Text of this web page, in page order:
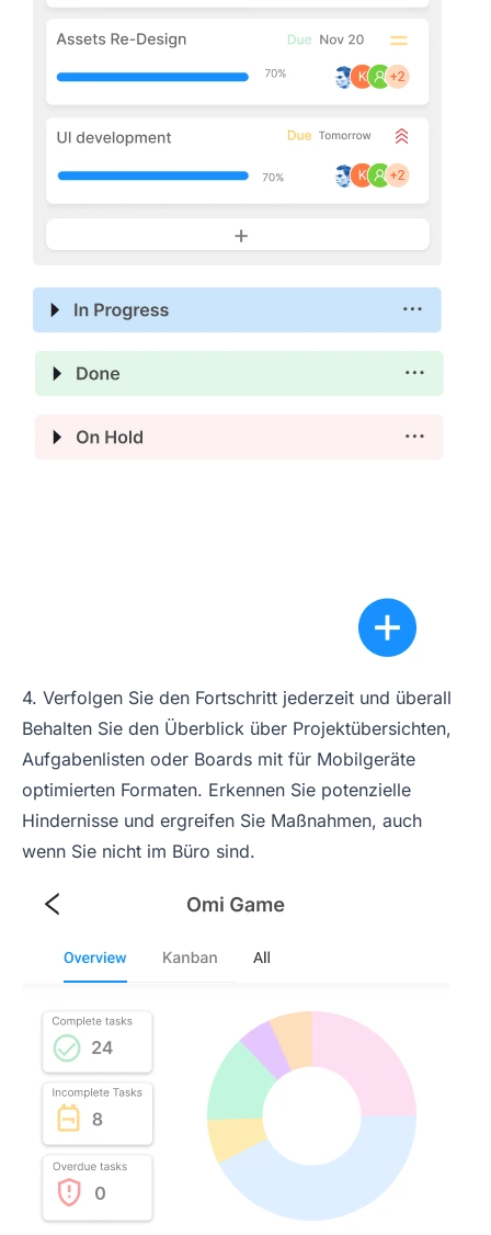
4. Verfolgen Sie den Fortschritt jederzeit und überall
Behalten Sie den Überblick über Projektübersichten,
Aufgabenlisten oder Boards mit für Mobilgeräte
optimierten Formaten. Erkennen Sie potenzielle
Hindernisse und ergreifen Sie Maßnahmen, auch
wenn Sie nicht im Büro sind.